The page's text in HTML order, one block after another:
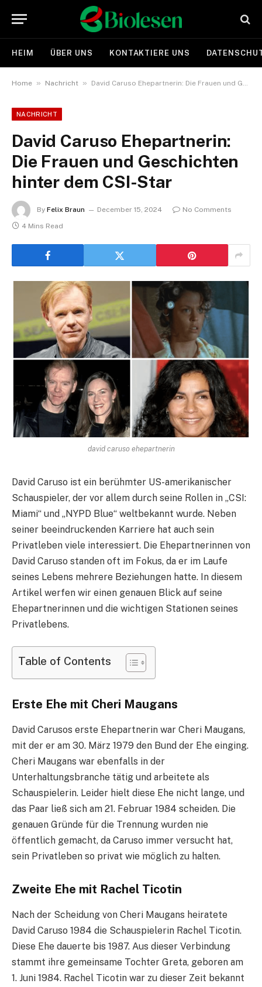
HEIM ÜBER UNS KONTAKTIERE UNS
Home » Nachricht » David Caruso Ehepartnerin: Die Frauen und Geschichten hinter dem CSI-Star
NACHRICHT
David Caruso Ehepartnerin:
Die Frauen und Geschichten
hinter dem CSI-Star
By Felix Braun December 15, 2024
No Comments
4 Mins Read
david caruso ehepartnerin
David Caruso ist ein berühmter US-amerikanischer
Schauspieler, der vor allem durch seine Rollen in „CSI:
Miami“ und „NYPD Blue“ weltbekannt wurde. Neben
seiner beeindruckenden Karriere hat auch sein
Privatleben viele interessiert. Die Ehepartnerinnen von
David Caruso standen oft im Fokus, da er im Laufe
seines Lebens mehrere Beziehungen hatte. In diesem
Artikel werfen wir einen genauen Blick auf seine
Ehepartnerinnen und die wichtigen Stationen seines
Privatlebens.
Table of Contents
Erste Ehe mit Cheri Maugans
David Carusos erste Ehepartnerin war Cheri Maugans,
mit der er am 30. März 1979 den Bund der Ehe einging.
Cheri Maugans war ebenfalls in der
Unterhaltungsbranche tätig und arbeitete als
Schauspielerin. Leider hielt diese Ehe nicht lange, und
das Paar ließ sich am 21. Februar 1984 scheiden. Die
genauen Gründe für die Trennung wurden nie
öffentlich gemacht, da Caruso immer versucht hat,
sein Privatleben so privat wie möglich zu halten.
Zweite Ehe mit Rachel Ticotin
Nach der Scheidung von Cheri Maugans heiratete
David Caruso 1984 die Schauspielerin Rachel Ticotin.
Diese Ehe dauerte bis 1987. Aus dieser Verbindung
stammt ihre gemeinsame Tochter Greta, geboren am
1. Juni 1984. Rachel Ticotin war zu dieser Zeit bekannt